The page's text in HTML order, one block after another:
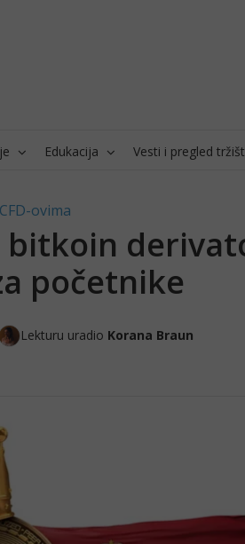
Edukacija Vesti i pregled
ovima
početnike
Lekturu uradio Korana Braun